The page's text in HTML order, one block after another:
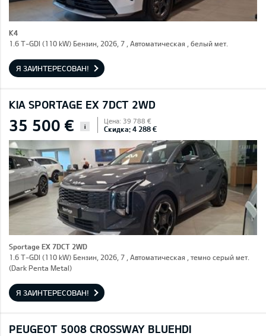
K4
1.6 T-GDI (110 kW) Бензин, 2026, 7 , Автоматическая , белый мет.
Я ЗАИНТЕРЕСОВАН!
KIA SPORTAGE EX 7DCT 2WD
35 500 € i
Цена: 39 788 €
Скидка: 4 288 €
Sportage EX 7DCT 2WD
1.6 T-GDI (110 kW) Бензин, 2026, 7 , Автоматическая , темно серый мет.
(Dark Penta Metal)
Я ЗАИНТЕРЕСОВАН!
PEUGEOT 5008 CROSSWAY BLUEHDI